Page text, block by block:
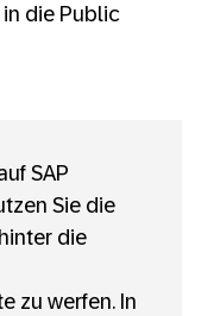
in die Public
SAP
Sie die
die
zu werfen. In